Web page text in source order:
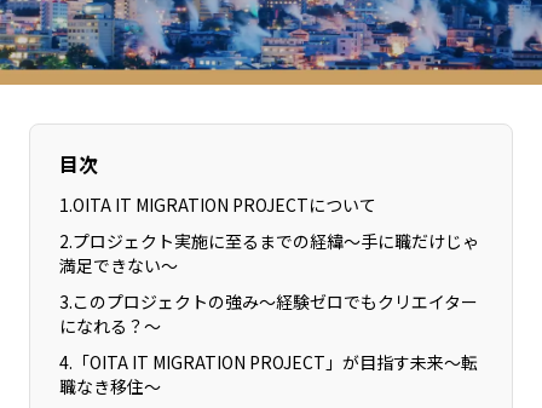
京都エリア
大阪市エリア
北摂エリア
堺・泉州エリア
河内エリア
兵庫エリア
奈良エリア
和歌山エリア
鳥取エリア
岡山エリア
広島エリア
山口エリア
徳島エリア
香川エリア
高知エリア
福岡エリア
熊本エリア
目次
1.OITA IT MIGRATION PROJECTについて
2.プロジェクト実施に至るまでの経緯〜手に職だけじゃ
満足できない〜
3.このプロジェクトの強み〜経験ゼロでもクリエイター
になれる？〜
4. 「OITA IT MIGRATION PROJECT」が目指す未来〜転
職なき移住〜